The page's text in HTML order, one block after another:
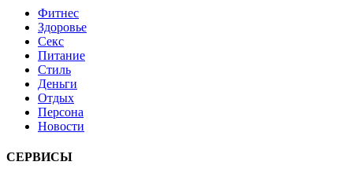
Фитнес
Здоровье
Секс
Питание
Стиль
Деньги
Отдых
Персона
Новости
СЕРВИСЫ